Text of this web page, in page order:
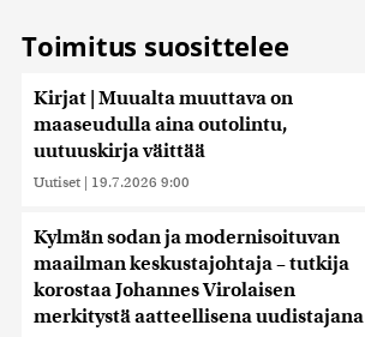
Toimitus suosittelee
Kirjat | Muualta muuttava on
maaseudulla aina outolintu,
uutuuskirja väittää
Uutiset | 19.7.2026 9:00
Kylmän sodan ja modernisoituvan
maailman keskustajohtaja – tutkija
korostaa Johannes Virolaisen
merkitystä aatteellisena uudistajana